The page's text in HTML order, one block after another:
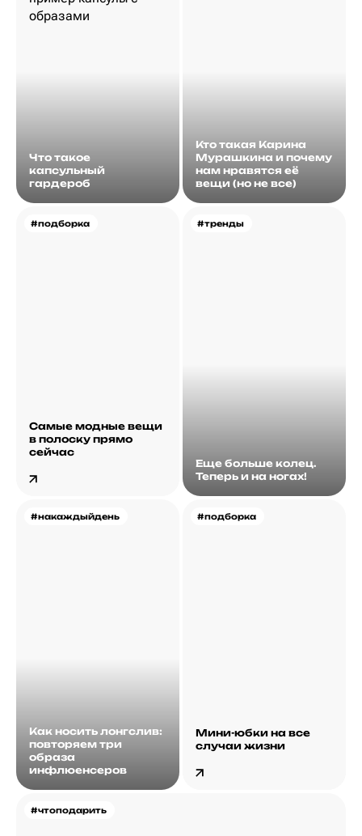
Что такое
капсульный
гардероб
Кто такая Карина
Мурашкина и почему
нам нравятся её
вещи (но не все)
#подборка
Самые модные вещи
в полоску прямо
сейчас
#тренды
Еще больше колец.
Теперь и на ногах!
#накаждыйдень
Как носить лонгслив:
повторяем три
образа
инфлюенсеров
#чтоподарить
#подборка
Мини-юбки на все
случаи жизни